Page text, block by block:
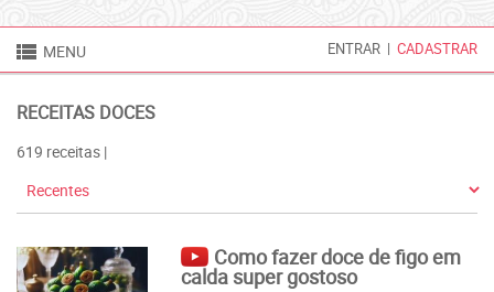
 MENU ENTRAR | CADASTRAR
RECEITAS DOCES
619 receitas |
Como fazer doce de figo em
calda super gostoso